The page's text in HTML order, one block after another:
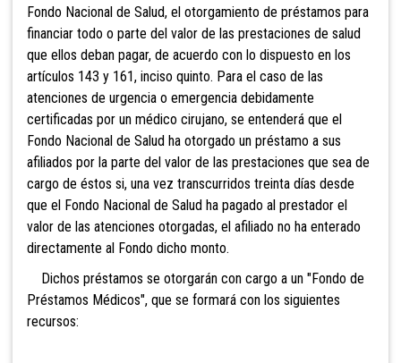
Fondo Nacional de Salud, el otorgamiento de préstamos para
financiar todo o parte del valor de las prestaciones de salud
que ellos deban pagar, de acuerdo con lo dispuesto en los
artículos 143 y 161, inciso quinto. Para el caso de las
atenciones de urgencia o emergencia debidamente
certificadas por un médico cirujano, se entenderá que el
Fondo Nacional de Salud ha otorgado un préstamo a sus
afiliados por la parte del valor de las prestaciones que sea de
cargo de éstos si, una vez transcurridos treinta días desde
que el Fondo Nacional de Salud ha pagado al prestador el
valor de las atenciones otorgadas, el afiliado no ha enterado
directamente al Fondo dicho monto.
Dichos préstamos se otorgarán con cargo a un "Fondo de
Préstamos Médicos", que se formará con los siguientes
recursos: